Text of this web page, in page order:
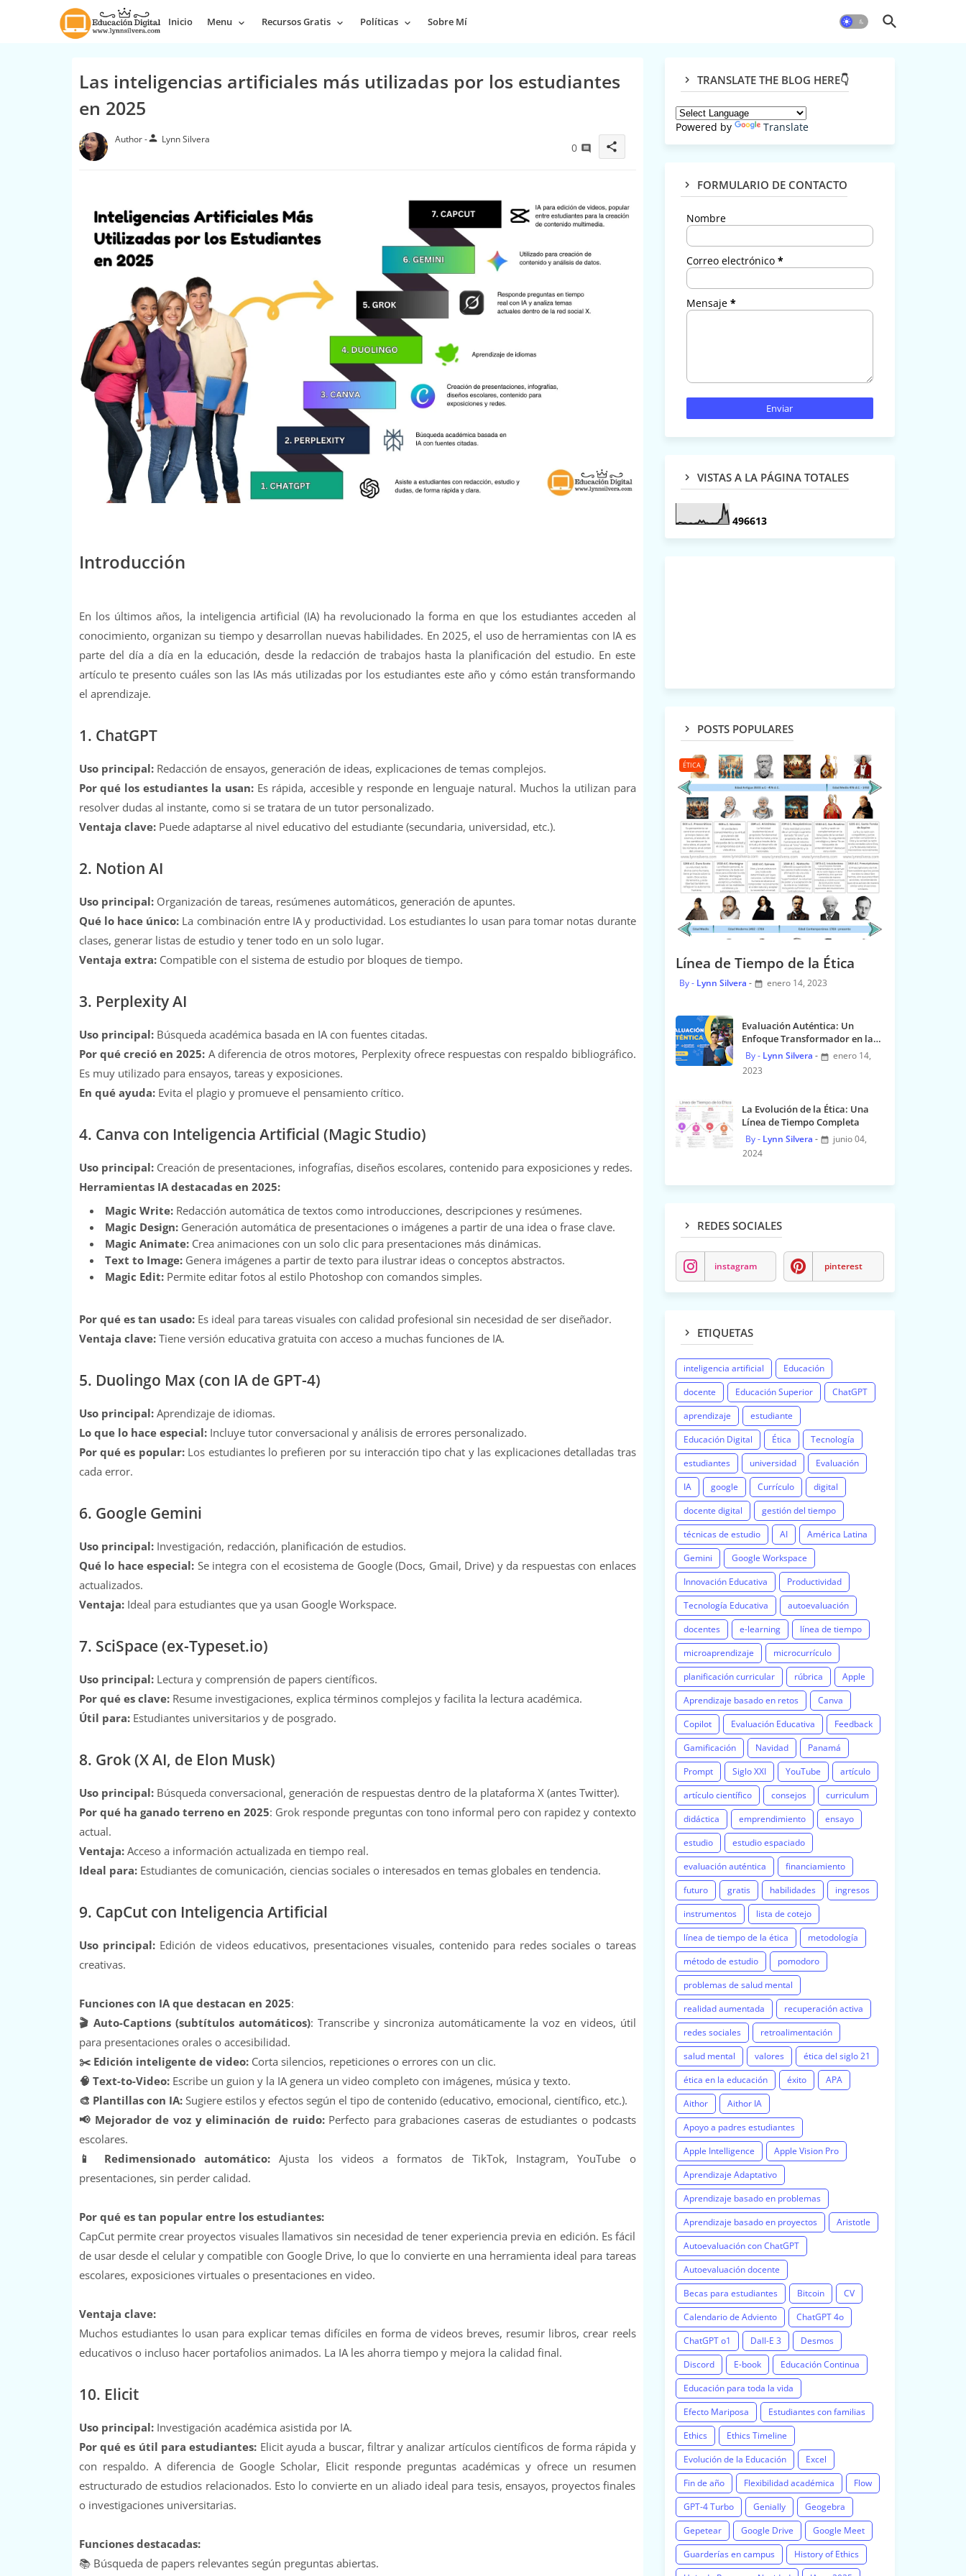
Inicio Menu Recursos Gratis Políticas Sobre Mí
Las inteligencias artificiales más utilizadas por los estudiantes
en 2025
person Lynn Silvera
0 share
Introducción
En los últimos años, la inteligencia artificial (IA) ha revolucionado la forma en que los estudiantes acceden al
conocimiento, organizan su tiempo y desarrollan nuevas habilidades. En 2025, el uso de herramientas con IA es
parte del día a día en la educación, desde la redacción de trabajos hasta la planificación del estudio. En este
artículo te presento cuáles son las IAs más utilizadas por los estudiantes este año y cómo están transformando
el aprendizaje.
1. ChatGPT
Uso principal:Redacción de ensayos, generación de ideas, explicaciones de temas complejos.
Por qué los estudiantes la usan:Es rápida, accesible y responde en lenguaje natural. Muchos la utilizan para
resolver dudas al instante, como si se tratara de un tutor personalizado.
Ventaja clave:Puede adaptarse al nivel educativo del estudiante (secundaria, universidad, etc.).
2. Notion AI
Uso principal: Organización de tareas, resúmenes automáticos, generación de apuntes.
Qué lo hace único: La combinación entre IA y productividad. Los estudiantes lo usan para tomar notas durante
clases, generar listas de estudio y tener todo en un solo lugar.
Ventaja extra: Compatible con el sistema de estudio por bloques de tiempo.
3. Perplexity AI
Uso principal: Búsqueda académica basada en IA con fuentes citadas.
Por qué creció en 2025: A diferencia de otros motores, Perplexity ofrece respuestas con respaldo bibliográfico.
Es muy utilizado para ensayos, tareas y exposiciones.
En qué ayuda: Evita el plagio y promueve el pensamiento crítico.
4. Canva con Inteligencia Artificial (Magic Studio)
Uso principal:Creación de presentaciones, infografías, diseños escolares, contenido para exposiciones y redes.
Herramientas IA destacadas en 2025:
Magic Write: Redacción automática de textos como introducciones, descripciones y resúmenes.
Magic Design:Generación automática de presentaciones o imágenes a partir de una idea o frase clave.
Magic Animate:Crea animaciones con un solo clic para presentaciones más dinámicas.
Text to Image:Genera imágenes a partir de texto para ilustrar ideas o conceptos abstractos.
Magic Edit:Permite editar fotos al estilo Photoshop con comandos simples.
Por qué es tan usado: Es ideal para tareas visuales con calidad profesional sin necesidad de ser diseñador.
Ventaja clave:Tiene versión educativa gratuita con acceso a muchas funciones de IA.
5. Duolingo Max (con IA de GPT-4)
Uso principal:Aprendizaje de idiomas.
Lo que lo hace especial: Incluye tutor conversacional y análisis de errores personalizado.
Por qué es popular:Los estudiantes lo prefieren por su interacción tipo chat y las explicaciones detalladas tras
cada error.
6. Google Gemini
Uso principal:Investigación, redacción, planificación de estudios.
Qué lo hace especial: Se integra con el ecosistema de Google (Docs, Gmail, Drive) y da respuestas con enlaces
actualizados.
Ventaja:Ideal para estudiantes que ya usan Google Workspace.
7. SciSpace (ex-Typeset.io)
Uso principal: Lectura y comprensión de papers científicos.
Por qué es clave: Resume investigaciones, explica términos complejos y facilita la lectura académica.
Útil para:Estudiantes universitarios y de posgrado.
8. Grok (X AI, de Elon Musk)
Uso principal:Búsqueda conversacional, generación de respuestas dentro de la plataforma X (antes Twitter).
Por qué ha ganado terreno en 2025: Grok responde preguntas con tono informal pero con rapidez y contexto
actual.
Ventaja: Acceso a información actualizada en tiempo real.
Ideal para:Estudiantes de comunicación, ciencias sociales o interesados en temas globales en tendencia.
9. CapCut con Inteligencia Artificial
Uso principal: Edición de videos educativos, presentaciones visuales, contenido para redes sociales o tareas
creativas.
Funciones con IA que destacan en 2025:
🎬 Auto-Captions (subtítulos automáticos): Transcribe y sincroniza automáticamente la voz en videos, útil
para presentaciones orales o accesibilidad.
✂️ Edición inteligente de video: Corta silencios, repeticiones o errores con un clic.
🧠 Text-to-Video:Escribe un guion y la IA genera un video completo con imágenes, música y texto.
🎨 Plantillas con IA:Sugiere estilos y efectos según el tipo de contenido (educativo, emocional, científico, etc.).
📢 Mejorador de voz y eliminación de ruido:Perfecto para grabaciones caseras de estudiantes o podcasts
escolares.
📱 Redimensionado automático: Ajusta los videos a formatos de TikTok, Instagram, YouTube o
presentaciones, sin perder calidad.
Por qué es tan popular entre los estudiantes:
CapCut permite crear proyectos visuales llamativos sin necesidad de tener experiencia previa en edición. Es fácil
de usar desde el celular y compatible con Google Drive, lo que lo convierte en una herramienta ideal para tareas
escolares, exposiciones virtuales o presentaciones en video.
Ventaja clave:
Muchos estudiantes lo usan para explicar temas difíciles en forma de videos breves, resumir libros, crear reels
educativos o incluso hacer portafolios animados. La IA les ahorra tiempo y mejora la calidad final.
10. Elicit
Uso principal:Investigación académica asistida por IA.
Por qué es útil para estudiantes: Elicit ayuda a buscar, filtrar y analizar artículos científicos de forma rápida y
con respaldo. A diferencia de Google Scholar, Elicit responde preguntas académicas y ofrece un resumen
estructurado de estudios relacionados. Esto lo convierte en un aliado ideal para tesis, ensayos, proyectos finales
o investigaciones universitarias.
Funciones destacadas:
📚 Búsqueda de papers relevantes según preguntas abiertas.
TRANSLATE THE BLOG HERE👇
Powered by Translate
FORMULARIO DE CONTACTO
Nombre
Correo electrónico *
Mensaje *
VISTAS A LA PÁGINA TOTALES
496613
POSTS POPULARES
ÉTICA
Línea de Tiempo de la Ética
Lynn Silvera enero 14, 2023
Evaluación Auténtica: Un
Enfoque Transformador en la
Educación
Lynn Silvera
enero 14,
2023
La Evolución de la Ética: Una
Línea de Tiempo Completa
Lynn Silvera
junio 04,
2024
REDES SOCIALES
instagram pinterest
ETIQUETAS
inteligencia artificial
Educación
docente
Educación Superior
ChatGPT
aprendizaje
estudiante
Educación Digital
Ética
Tecnología
estudiantes
universidad
Evaluación
IA
google Currículo
digital
docente digital
gestión del tiempo
técnicas de estudio
AI
América Latina
Gemini
Google Workspace
Innovación Educativa
Productividad
Tecnología Educativa
autoevaluación
docentes
e-learning
línea de tiempo
microaprendizaje
microcurrículo
planificación curricular
rúbrica
Apple
Aprendizaje basado en retos
Canva
Copilot
Evaluación Educativa
Feedback
Gamificación
Navidad
Panamá
Prompt
Siglo XXI YouTube
artículo
artículo científico
consejos
curriculum
didáctica
emprendimiento
ensayo
estudio
estudio espaciado
evaluación auténtica
financiamiento
futuro
gratis habilidades
ingresos
instrumentos
lista de cotejo
línea de tiempo de la ética
metodología
método de estudio
pomodoro
problemas de salud mental
realidad aumentada
recuperación activa
redes sociales
retroalimentación
salud mental
valores
ética del siglo 21
ética en la educación
éxito
APA
Aithor
Aithor IA
Apoyo a padres estudiantes
Apple Intelligence
Apple Vision Pro
Aprendizaje Adaptativo
Aprendizaje basado en problemas
Aprendizaje basado en proyectos
Aristotle
Autoevaluación con ChatGPT
Autoevaluación docente
Becas para estudiantes
Bitcoin
CV
Calendario de Adviento
ChatGPT 4o
ChatGPT o1
Dall-E 3
Desmos
Discord
E-book
Educación Continua
Educación para toda la vida
Efecto Mariposa
Estudiantes con familias
Ethics
Ethics Timeline
Evolución de la Educación
Excel
Fin de año
Flexibilidad académica
Flow
GPT-4 Turbo
Genially
Geogebra
Gepetear
Google Drive
Google Meet
Guarderías en campus
History of Ethics